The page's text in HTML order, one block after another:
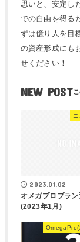
思いと、安定し
での自由を得る
ずは億り人を目
の資産形成にも
せください！
NEW POST
2023.01.02
オメガプロプラ
(2023年1月)
OmegaPro(